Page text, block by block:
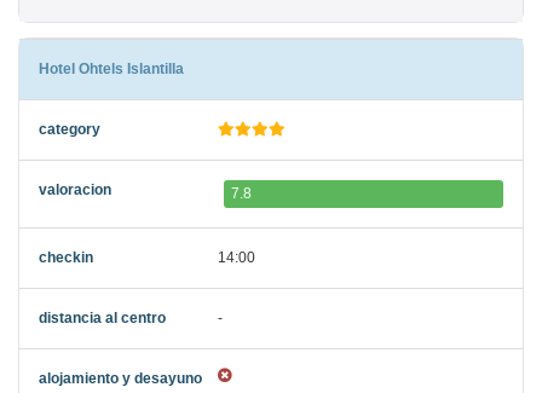
Hotel Ohtels Islantilla
7.8
14:00
-